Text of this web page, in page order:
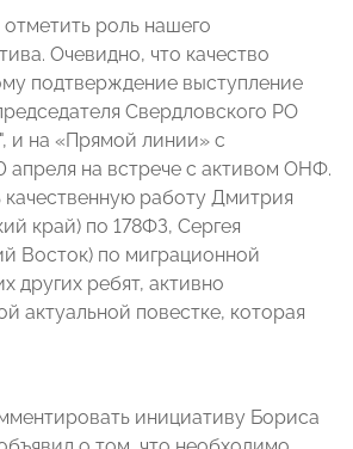
роль нашего
Очевидно, что качество
подтверждение выступление
Свердловского РО
на «Прямой линии» с
апреля на встрече с активом ОНФ.
качественную работу Дмитрия
край) по 178ФЗ, Сергея
Восток) по миграционной
других ребят, активно
актуальной повестке, которая
инициативу Бориса